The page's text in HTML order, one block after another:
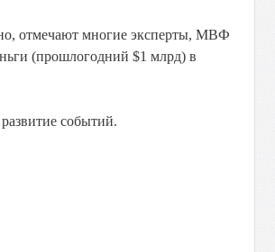
отмечают многие эксперты, МВФ
(прошлогодний $1 млрд) в
событий.